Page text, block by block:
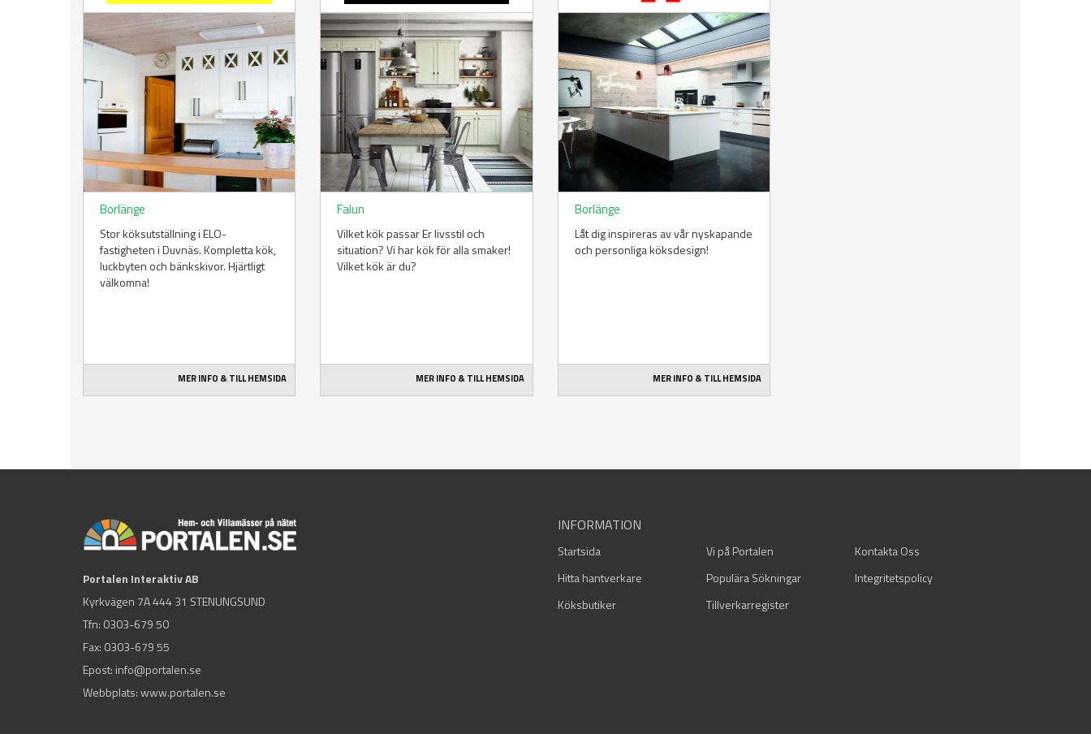
Borlänge
Stor köksutställning i ELO-
fastigheten i Duvnäs. Kompletta kök,
luckbyten och bänkskivor. Hjärtligt
välkomna!
MER INFO & TILL HEMSIDA
Falun
Vilket kök passar Er livsstil och
situation? Vi har kök för alla smaker!
Vilket kök är du?
MER INFO & TILL HEMSIDA
Borlänge
Låt dig inspireras av vår nyskapande
och personliga köksdesign!
MER INFO & TILL HEMSIDA
Portalen Interaktiv AB
Kyrkvägen 7A 444 31 STENUNGSUND
Tfn: 0303-679 50
Fax: 0303-679 55
Epost: info@portalen.se
Webbplats: www.portalen.se
INFORMATION
Startsida Vi på Portalen
Kontakta Oss
Hitta hantverkare
Populära Sökningar
Integritetspolicy
Köksbutiker
Tillverkarregister